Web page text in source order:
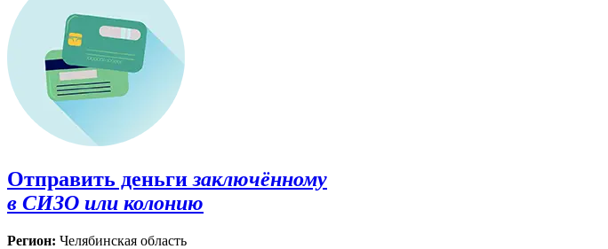
Отправить деньги заключённому
в СИЗО или колонию
Регион: Челябинская область